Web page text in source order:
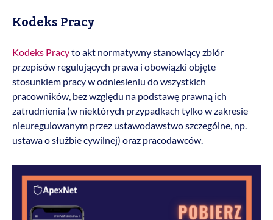
Kodeks Pracy
Kodeks Pracyto akt normatywny stanowiący zbiór
przepisów regulujących prawa i obowiązki objęte
stosunkiem pracy w odniesieniu do wszystkich
pracowników, bez względu na podstawę prawną ich
zatrudnienia (w niektórych przypadkach tylko w zakresie
nieuregulowanym przez ustawodawstwo szczególne, np.
ustawa o służbie cywilnej) oraz pracodawców.